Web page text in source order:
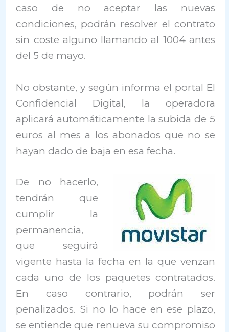
caso de no aceptar las nuevas
condiciones, podrán resolver el contrato
sin coste alguno llamando al 1004 antes
del 5 de mayo.
No obstante, y según informa el portal El
Confidencial Digital, la operadora
aplicará automáticamente la subida de 5
euros al mes a los abonados que no se
hayan dado de baja en esa fecha.
De no hacerlo,
tendrán que
cumplir la
permanencia,
que seguirá
vigente hasta la fecha en la que venzan
cada uno de los paquetes contratados.
En caso contrario, podrán ser
penalizados. Si no lo hace en ese plazo,
se entiende que renueva su compromiso